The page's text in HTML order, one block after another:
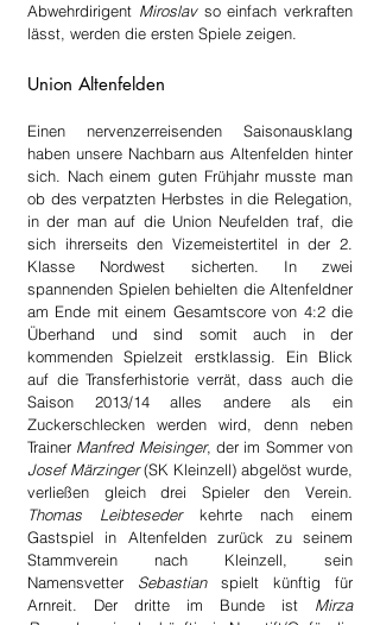
Abwehrdirigent Miroslav so einfach verkraften
lässt, werden die ersten Spiele zeigen.
Union Altenfelden
Einen nervenzerreisenden Saisonausklang
haben unsere Nachbarn aus Altenfelden hinter
sich. Nach einem guten Frühjahr musste man
ob des verpatzten Herbstes in die Relegation,
in der man auf die Union Neufelden traf, die
sich ihrerseits den Vizemeistertitel in der 2.
Klasse Nordwest sicherten. In zwei
spannenden Spielen behielten die Altenfeldner
am Ende mit einem Gesamtscore von 4:2 die
Überhand und sind somit auch in der
kommenden Spielzeit erstklassig. Ein Blick
auf die Transferhistorie verrät, dass auch die
Saison 2013/14 alles andere als ein
Zuckerschlecken werden wird, denn neben
Trainer Manfred Meisinger
Josef Märzinger (SK Kleinzell) abgelöst wurde,
Thomas Leibteseder kehrte nach einem
Gastspiel in Altenfelden zurück zu seinem
Stammverein nach Kleinzell, sein
Namensvetter Sebastian spielt künftig für
Arnreit. Der dritte im Bunde ist Mirza